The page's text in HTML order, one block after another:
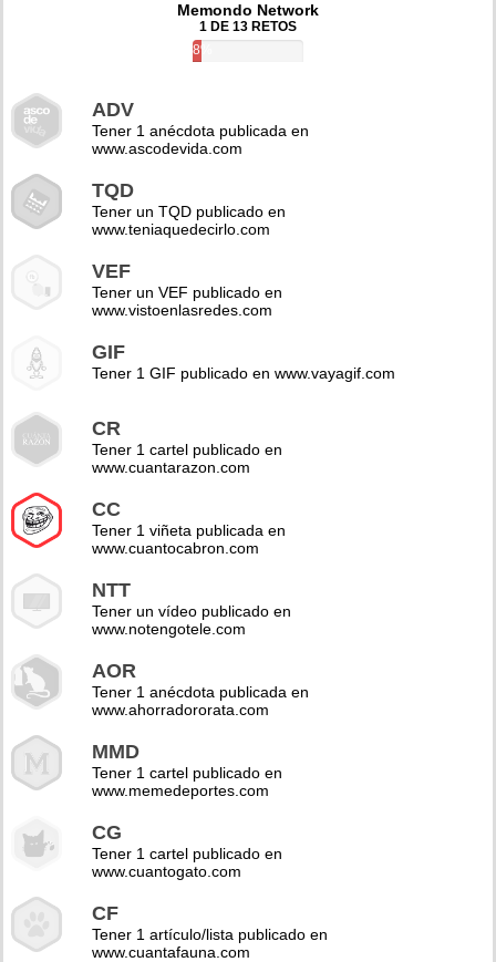
Memondo Network
1 DE 13 RETOS
8%
ADV
Tener 1 anécdota publicada en
www.ascodevida.com
TQD
Tener un TQD publicado en
www.teniaquedecirlo.com
VEF
Tener un VEF publicado en
www.vistoenlasredes.com
GIF
Tener 1 GIF publicado en www.vayagif.com
CR
Tener 1 cartel publicado en
www.cuantarazon.com
CC
Tener 1 viñeta publicada en
www.cuantocabron.com
NTT
Tener un vídeo publicado en
www.notengotele.com
AOR
Tener 1 anécdota publicada en
www.ahorradororata.com
MMD
Tener 1 cartel publicado en
www.memedeportes.com
CG
Tener 1 cartel publicado en
www.cuantogato.com
CF
Tener 1 artículo/lista publicado en
www.cuantafauna.com